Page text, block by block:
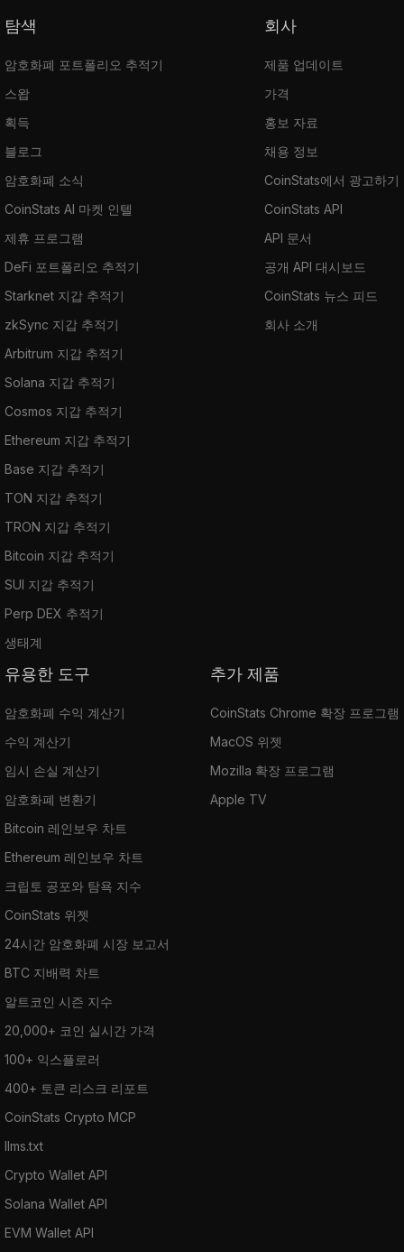
탐색
암호화폐 포트폴리오 추적기
스왑
획득
블로그
암호화폐 소식
CoinStats AI 마켓 인텔
제휴 프로그램
DeFi 포트폴리오 추적기
Starknet 지갑 추적기
zkSync 지갑 추적기
Arbitrum 지갑 추적기
Solana 지갑 추적기
Cosmos 지갑 추적기
Ethereum 지갑 추적기
Base 지갑 추적기
TON 지갑 추적기
TRON 지갑 추적기
Bitcoin 지갑 추적기
SUI 지갑 추적기
Perp DEX 추적기
생태계
회사
제품 업데이트
가격
홍보 자료
채용 정보
CoinStats에서 광고하기
CoinStats API
API 문서
공개 API 대시보드
CoinStats 뉴스 피드
회사 소개
유용한 도구
암호화폐 수익 계산기
수익 계산기
임시 손실 계산기
암호화폐 변환기
Bitcoin 레인보우 차트
Ethereum 레인보우 차트
크립토 공포와 탐욕 지수
CoinStats 위젯
24시간 암호화폐 시장 보고서
BTC 지배력 차트
알트코인 시즌 지수
20,000+ 코인 실시간 가격
100+ 익스플로러
400+ 토큰 리스크 리포트
CoinStats Crypto MCP
llms.txt
Crypto Wallet API
Solana Wallet API
EVM Wallet API
추가 제품
CoinStats Chrome 확장 프로그램
MacOS 위젯
Mozilla 확장 프로그램
Apple TV